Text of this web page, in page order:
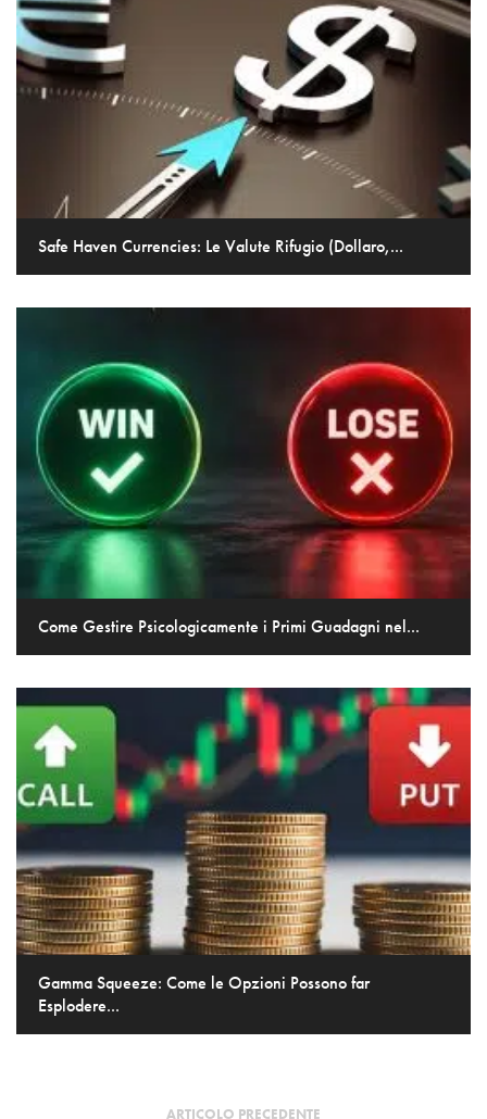
Safe Haven Currencies: Le Valute Rifugio (Dollaro,...
Come Gestire Psicologicamente i Primi Guadagni nel...
Gamma Squeeze: Come le Opzioni Possono far
Esplodere...
ARTICOLO PRECEDENTE